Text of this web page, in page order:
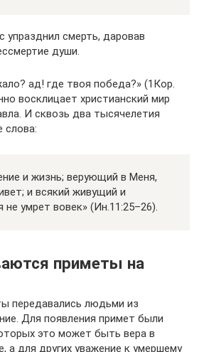
упразднил смерть, даровав
души.
ад! где твоя победа?» (1Кор.
восклицает христианский мир
И сквозь два тысячелетия
слова:
и жизнь; верующий в Меня,
и всякий живущий и
умрет вовек» (Ин.11:25–26).
приметы на
передавались людьми из
Для появления примет были
это может быть вера в
а для других уважение к умершему